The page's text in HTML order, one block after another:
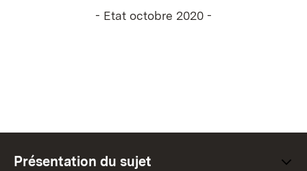
- Etat octobre 2020 -
Présentation du sujet